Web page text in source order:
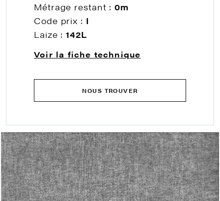
Métrage restant :0m
Code prix : I
Laize :142L
Voir la fiche technique
NOUS TROUVER